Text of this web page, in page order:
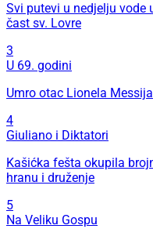
Svi putevi u nedjelju vode
čast sv. Lovre
3
U 69. godini
Umro otac Lionela Messija
4
Giuliano i Diktatori
Kašićka fešta okupila
hranu i druženje
5
Na Veliku Gospu